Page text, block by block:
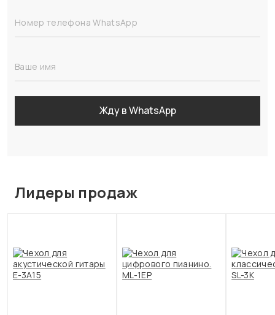
Номер телефона WhatsApp
Ваше имя
Жду в WhatsApp
Лидеры продаж